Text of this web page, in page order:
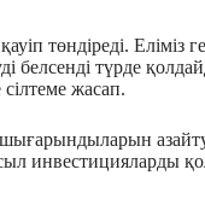
төндіреді.
белсенді түрде
жасап.
инвестицияларды